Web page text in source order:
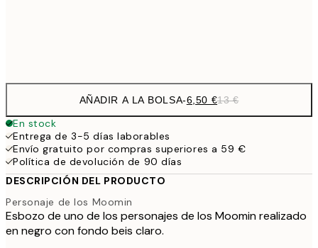
AÑADIR A LA BOLSA-6,50 €13 €
En stock
Entrega de 3-5 días laborables
Envío gratuito por compras superiores a 59 €
Política de devolución de 90 días
DESCRIPCIÓN DEL PRODUCTO
Personaje de los Moomin
Esbozo de uno de los personajes de los Moomin realizado
en negro con fondo beis claro.